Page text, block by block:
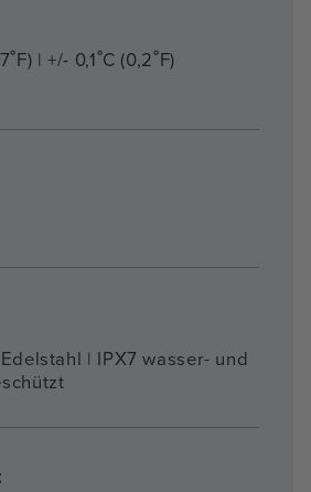
| +/- 0,1˚C (0,2˚F)
| IPX7 wasser- und